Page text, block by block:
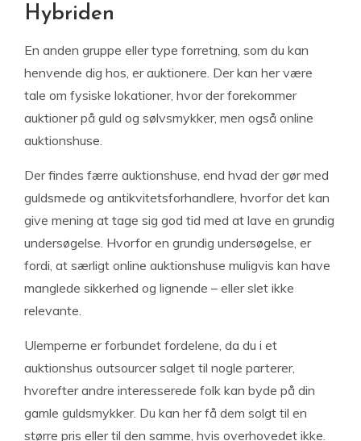
Hybriden
En anden gruppe eller type forretning, som du kan
henvende dig hos, er auktionere. Der kan her være
tale om fysiske lokationer, hvor der forekommer
auktioner på guld og sølvsmykker, men også online
auktionshuse.
Der findes færre auktionshuse, end hvad der gør med
guldsmede og antikvitetsforhandlere, hvorfor det kan
give mening at tage sig god tid med at lave en grundig
undersøgelse. Hvorfor en grundig undersøgelse, er
fordi, at særligt online auktionshuse muligvis kan have
manglede sikkerhed og lignende – eller slet ikke
relevante.
Ulemperne er forbundet fordelene, da du i et
auktionshus outsourcer salget til nogle parterer,
hvorefter andre interesserede folk kan byde på din
gamle guldsmykker. Du kan her få dem solgt til en
større pris eller til den samme, hvis overhovedet ikke.